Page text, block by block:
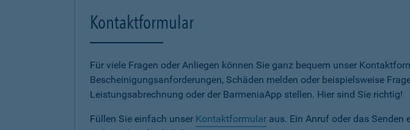
Kontaktformular
Für viele Fragen oder Anliegen können Sie ganz bequem unser
Bescheinigungsanforderungen, Schäden melden oder beispielsweise
Leistungsabrechnung oder der BarmeniaApp stellen. Hier sind Sie richtig!
Füllen Sie einfach unser Kontaktformular aus. Ein Anruf oder das Senden